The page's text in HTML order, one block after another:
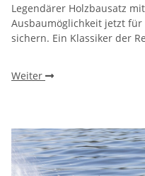
Legendärer Holzbausatz
Ausbaumöglichkeit jetzt für
sichern. Ein Klassiker der
Weiter